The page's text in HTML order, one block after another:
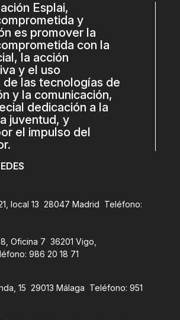
Esplai,
y
es promover la
con la
la acción
y el uso
de las tecnologías de
y la comunicación,
dedicación a la
juventud, y
el impulso del
local 13 28047 Madrid Teléfono:
Oficina 7 36201 Vigo,
986 20 18 71
15 29013 Málaga Teléfono: 951